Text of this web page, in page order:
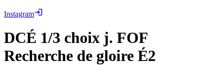
Instagram
DCÉ 1/3 choix j. FOF
Recherche de gloire É2